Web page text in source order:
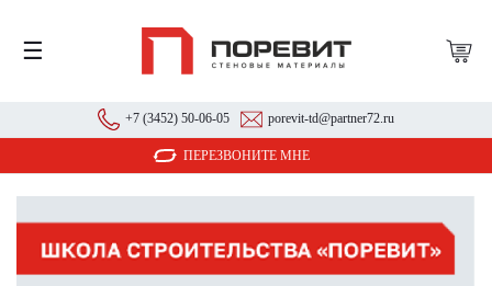
☰
+7 (3452) 50-06-05 porevit-td@partner72.ru
ПЕРЕЗВОНИТЕ МНЕ